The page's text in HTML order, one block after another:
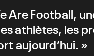
Are Football,
athlètes, les
aujourd’hui. »